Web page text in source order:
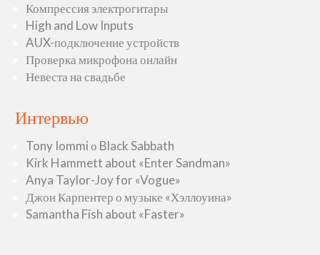
Компрессия электрогитары
High and Low Inputs
AUX-подключение устройств
Проверка микрофона онлайн
Невеста на свадьбе
Интервью
Tony Iommi о Black Sabbath
Kirk Hammett about «Enter Sandman»
Anya Taylor-Joy for «Vogue»
Джон Карпентер о музыке «Хэллоуина»
Samantha Fish about «Faster»